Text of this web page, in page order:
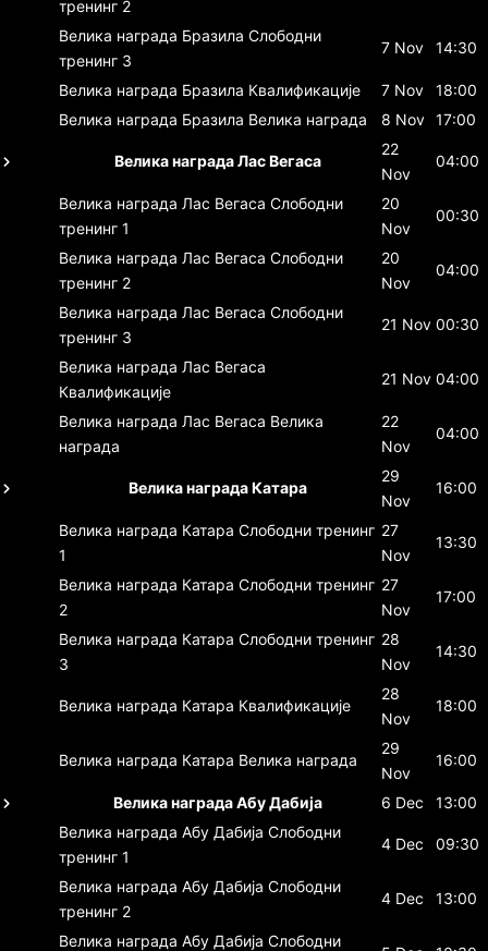
тренинг 2
Велика награда Бразила Слободни
тренинг 3
7 Nov 14:30
Велика награда Бразила Квалификације 7 Nov
18:00
Велика награда Бразила Велика награда 8 Nov 17:00
Велика награда Лас Вегаса
22
Nov
04:00
Велика награда Лас Вегаса Слободни
тренинг 1
20
Nov
00:30
Велика награда Лас Вегаса Слободни
тренинг 2
20
Nov
04:00
Велика награда Лас Вегаса Слободни
тренинг 3
21 Nov 00:30
Велика награда Лас Вегаса
Квалификације
21 Nov 04:00
Велика награда Лас Вегаса Велика
награда
22
Nov
04:00
Велика награда Катара
29
Nov
16:00
Велика награда Катара Слободни тренинг
1
27
Nov
13:30
Велика награда Катара Слободни тренинг
2
27
Nov
17:00
Велика награда Катара Слободни тренинг
3
28
Nov
14:30
Велика награда Катара Квалификације
28
Nov
18:00
Велика награда Катара Велика награда
29
Nov
16:00
Велика награда Абу Дабија 6 Dec
13:00
Велика награда Абу Дабија Слободни
тренинг 1
4 Dec 09:30
Велика награда Абу Дабија Слободни
тренинг 2
4 Dec 13:00
Велика награда Абу Дабија Слободни